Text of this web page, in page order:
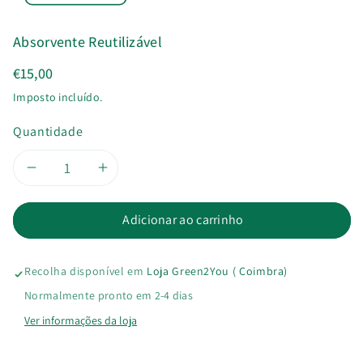
Absorvente Reutilizável
€15,00
Imposto incluído.
Quantidade
Diminuir
de
Absorvente
Aumentar
de
Absorvente
Adicionar ao carrinho
Recolha disponível em Loja Green2You ( Coimbra)
Normalmente pronto em 2-4 dias
Ver informações da loja